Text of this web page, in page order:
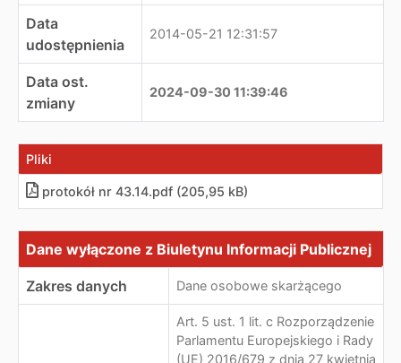
Data
udostępnienia
2014-05-21 12:31:57
Data ost.
zmiany
2024-09-30 11:39:46
Pliki
protokół nr 43.14.pdf (205,95 kB)
Dane wyłączone z Biuletynu Informacji Publicznej
Dane wyłączone z Biuletynu Informacji Publicznej
Zakres danych Dane osobowe skarżącego
Art. 5 ust. 1 lit. c Rozporządzenie
Parlamentu Europejskiego i Rady
(UE) 2016/679 z dnia 27 kwietnia